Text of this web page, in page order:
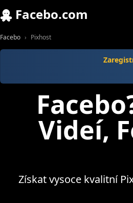
Facebo.com
Facebo Pixhost
Videí,
Získat vysoce kvalitní